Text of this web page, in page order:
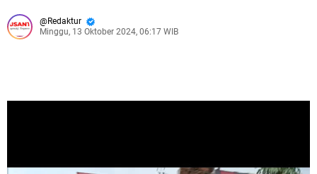
Redaktur
Minggu, 13 Oktober 2024, 06:17 WIB